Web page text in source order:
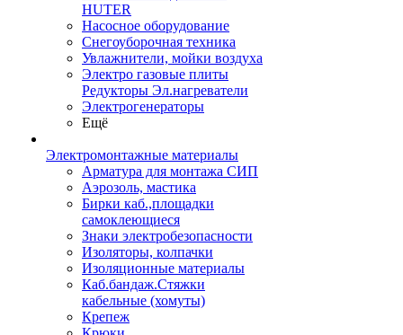
HUTER
Насосное оборудование
Снегоуборочная техника
Увлажнители, мойки воздуха
Электро газовые плиты
Редукторы Эл.нагреватели
Электрогенераторы
Ещё
Электромонтажные материалы
Арматура для монтажа СИП
Аэрозоль, мастика
Бирки каб.,площадки
самоклеющиеся
Знаки электробезопасности
Изоляторы, колпачки
Изоляционные материалы
Каб.бандаж.Стяжки
кабельные (хомуты)
Крепеж